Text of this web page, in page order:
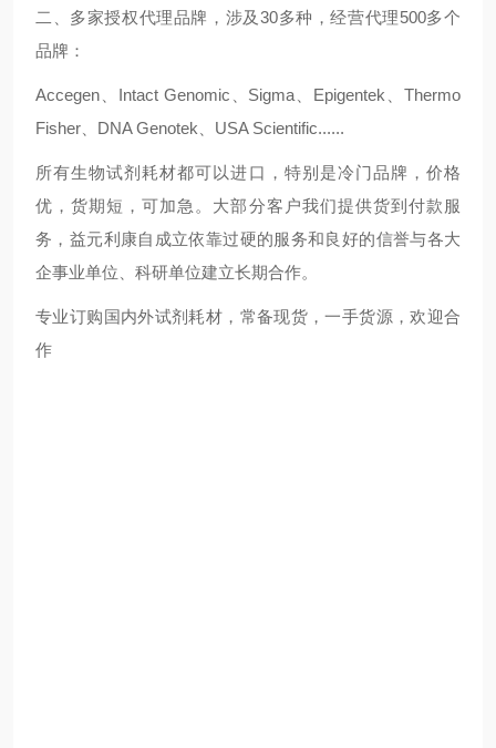
二、多家授权代理品牌，涉及30多种，经营代理500多个
品牌：
Accegen、Intact Genomic、Sigma、Epigentek、Thermo
Fisher、DNA Genotek、USA Scientific......
所有生物试剂耗材都可以进口，特别是冷门品牌，价格
优，货期短，可加急。大部分客户我们提供货到付款服
务，益元利康自成立依靠过硬的服务和良好的信誉与各大
企事业单位、科研单位建立长期合作。
专业订购国内外试剂耗材，常备现货，一手货源，欢迎合
作